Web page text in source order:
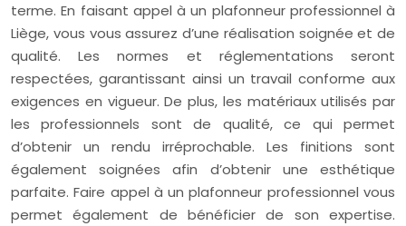
terme. En faisant appel à un plafonneur professionnel à
Liège, vous vous assurez d’une réalisation soignée et de
qualité. Les normes et réglementations seront
respectées, garantissant ainsi un travail conforme aux
exigences en vigueur. De plus, les matériaux utilisés par
les professionnels sont de qualité, ce qui permet
d’obtenir un rendu irréprochable. Les finitions sont
également soignées afin d’obtenir une esthétique
parfaite. Faire appel à un plafonneur professionnel vous
permet également de bénéficier de son expertise.